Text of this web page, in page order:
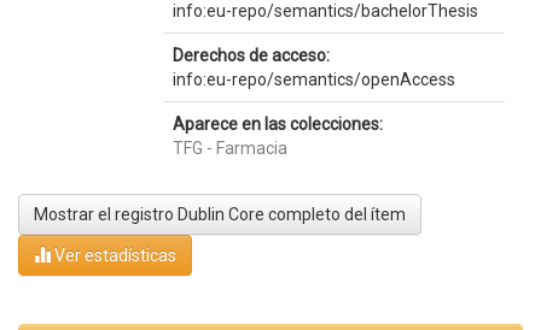
info:eu-repo/semantics/bachelorThesis
Derechos de acceso:
info:eu-repo/semantics/openAccess
Aparece en las colecciones:
TFG - Farmacia
Mostrar el registro Dublin Core completo del ítem
Ver estadísticas